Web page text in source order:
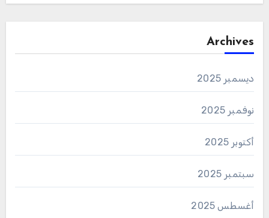
Archives
ديسمبر 2025
نوفمبر 2025
أكتوبر 2025
سبتمبر 2025
أغسطس 2025